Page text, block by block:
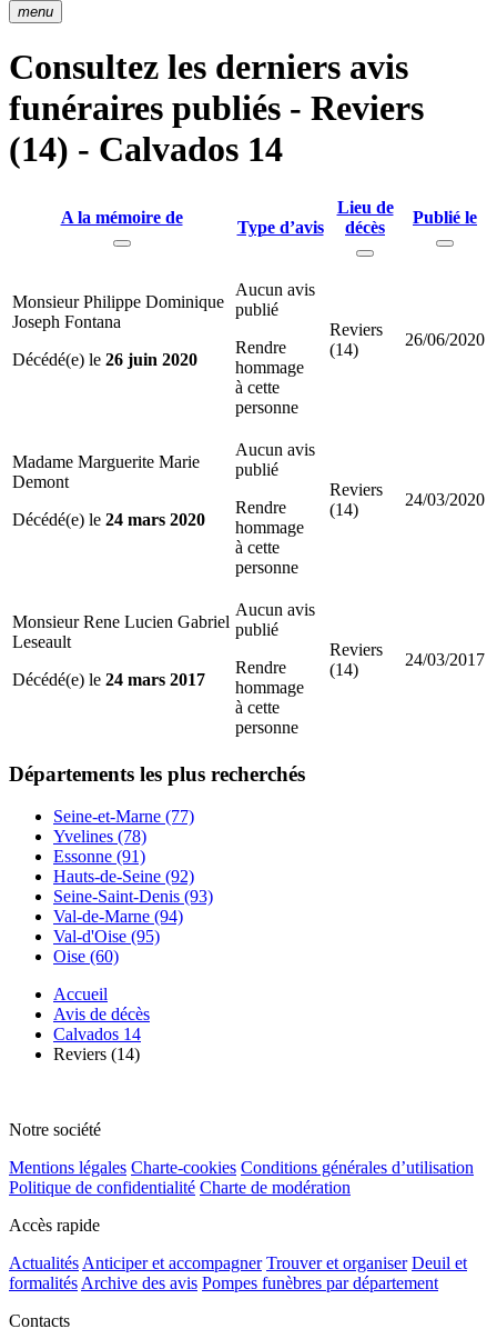
menu
Consultez les derniers avis
funéraires publiés - Reviers
(14) - Calvados 14
A la mémoire de
Type d’avis
Lieu de
décès
Publié le
Monsieur Philippe Dominique
Joseph Fontana
Décédé(e) le 26 juin 2020
Aucun avis
publié
Rendre
hommage
à cette
personne
Reviers
(14)
26/06/2020
Madame Marguerite Marie
Demont
Décédé(e) le 24 mars 2020
Aucun avis
publié
Rendre
hommage
à cette
personne
Reviers
(14)
24/03/2020
Monsieur Rene Lucien Gabriel
Leseault
Décédé(e) le 24 mars 2017
Aucun avis
publié
Rendre
hommage
à cette
personne
Reviers
(14)
24/03/2017
Départements les plus recherchés
Seine-et-Marne (77)
Yvelines (78)
Essonne (91)
Hauts-de-Seine (92)
Seine-Saint-Denis (93)
Val-de-Marne (94)
Val-d'Oise (95)
Oise (60)
Accueil
Avis de décès
Calvados 14
Reviers (14)
Notre société
Mentions légales Charte-cookies Conditions générales d’utilisation
Politique de confidentialité Charte de modération
Accès rapide
Actualités Anticiper et accompagner Trouver et organiser Deuil et
formalités Archive des avis Pompes funèbres par département
Contacts